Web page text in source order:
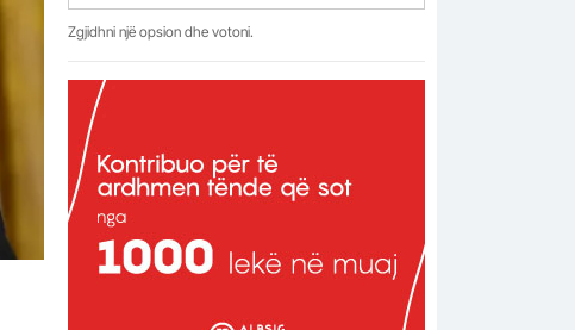
Zgjidhni një opsion dhe votoni.